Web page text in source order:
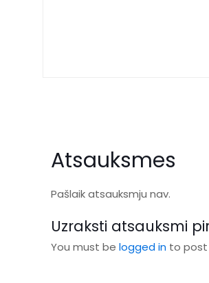
Atsauksmes
Pašlaik atsauksmju nav.
Uzraksti atsauksmi
You must be logged in to post